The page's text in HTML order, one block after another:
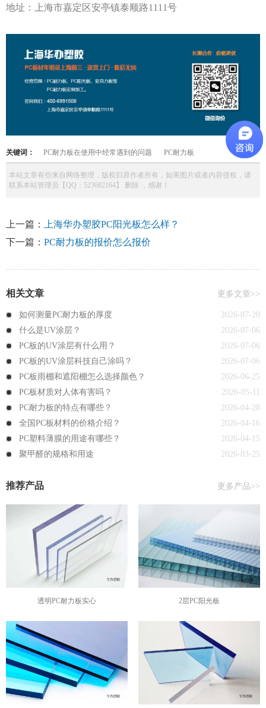
地址：上海市嘉定区安亭镇泰顺路1111号
关键词： PC耐力板在使用中经常遇到的问题 PC耐力板
本站文章有些来自网络整理，版权归原作者所有，如果图片或者内容侵权，请
联系本站管理员【QQ：523682164】 删除 ，感谢！
上一篇：
上海华办塑胶PC阳光板怎么样？
下一篇： PC耐力板的报价怎么报价
相关文章 更多文章>>
如何测量PC耐力板的厚度
2026-07-20
什么是UV涂层？
2026-07-06
PC板的UV涂层有什么用？
2026-07-06
PC板的UV涂层科技自己涂吗？
2026-07-06
PC板雨棚和遮阳棚怎么选择颜色？
2026-06-25
PC板材质对人体有害吗？
2026-05-11
PC耐力板的特点有哪些？
2026-04-28
全国PC板材料的价格介绍？
2026-04-16
PC塑料薄膜的用途有哪些？
2026-04-15
聚甲醛的规格和用途
2026-03-25
推荐产品 更多产品>>
透明PC耐力板实心 2层PC阳光板